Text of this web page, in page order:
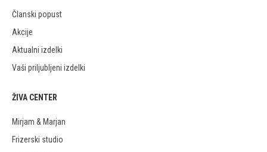
Članski popust
Akcije
Aktualni izdelki
Vaši priljubljeni izdelki
ŽIVA CENTER
Mirjam & Marjan
Frizerski studio